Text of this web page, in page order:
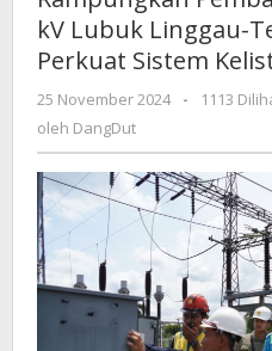
150
kV
kV Lubuk Linggau-
Perkuat Sistem
25 November 2024
oleh
-
1113
oleh DangDut